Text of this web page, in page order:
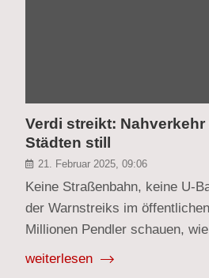
Verdi streikt: Nahverkehr
Städten still
21. Februar 2025, 09:06
Keine Straßenbahn, keine U-
der Warnstreiks im
Millionen Pendler schauen,
weiterlesen